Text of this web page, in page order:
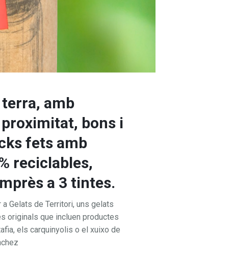
amb
bons i
fets amb
reciclables,
a 3 tintes.
Gelats de Territori, uns gelats
originals que incluen productes
els carquinyolis o el xuixo de